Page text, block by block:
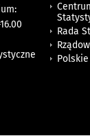
16.00
Rada